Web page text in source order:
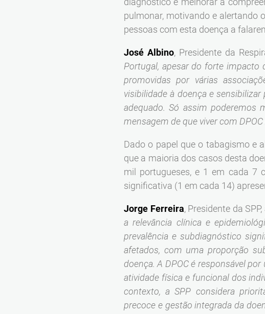
pulmonar, motivando e alertando
pessoas com esta doença a
José Albino, Presidente da
Portugal, apesar do forte impacto
promovidas por várias
visibilidade à doença e
adequado. Só assim poderemos
mensagem de que viver com
Dado o papel que o tabagismo e
que a maioria dos casos desta
mil portugueses, e 1 em cada 7
significativa (1 em cada 14)
Jorge Ferreira, Presidente da
a relevância clínica e
prevalência e subdiagnóstico
afetados, com uma proporção
doença. A DPOC é responsável
atividade física e funcional dos
contexto, a SPP considera
precoce e gestão integrada da